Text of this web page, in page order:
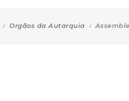
Orgãos da Autarquia